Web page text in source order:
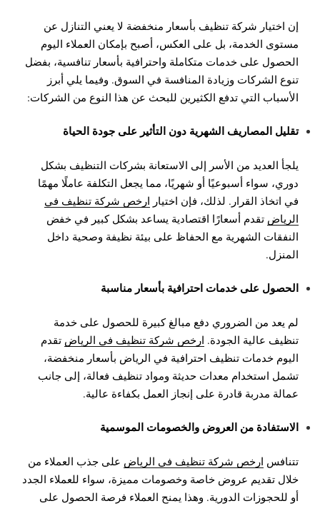
إن اختيار شركة تنظيف بأسعار منخفضة لا يعني التنازل عن
مستوى الخدمة، بل على العكس، أصبح بإمكان العملاء اليوم
الحصول على خدمات متكاملة واحترافية بأسعار تنافسية، بفضل
تنوع الشركات وزيادة المنافسة في السوق. وفيما يلي أبرز
الأسباب التي تدفع الكثيرين للبحث عن هذا النوع من الشركات:
تقليل المصاريف الشهرية دون التأثير على جودة الحياة
يلجأ العديد من الأسر إلى الاستعانة بشركات التنظيف بشكل
دوري، سواء أسبوعيًا أو شهريًا، مما يجعل التكلفة عاملًا مهمًا
في اتخاذ القرار. لذلك، فإن اختيار ارخص شركة تنظيف في
الرياض تقدم أسعارًا اقتصادية يساعد بشكل كبير في خفض
النفقات الشهرية مع الحفاظ على بيئة نظيفة وصحية داخل
المنزل.
الحصول على خدمات احترافية بأسعار مناسبة
لم يعد من الضروري دفع مبالغ كبيرة للحصول على خدمة
تنظيف عالية الجودة. ارخص شركة تنظيف في الرياض تقدم
اليوم خدمات تنظيف احترافية في الرياض بأسعار منخفضة،
تشمل استخدام معدات حديثة ومواد تنظيف فعالة، إلى جانب
عمالة مدربة قادرة على إنجاز العمل بكفاءة عالية.
الاستفادة من العروض والخصومات الموسمية
تتنافس ارخص شركة تنظيف في الرياض على جذب العملاء من
خلال تقديم عروض خاصة وخصومات مميزة، سواء للعملاء الجدد
أو للحجوزات الدورية. وهذا يمنح العملاء فرصة الحصول على